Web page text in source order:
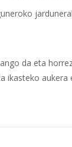
da eta
ikasteko aukera